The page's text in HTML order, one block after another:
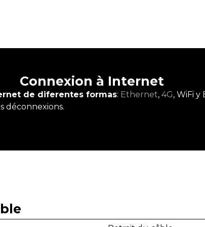
Connexion à Internet
de diferentes formas: Ethernet, 4G, WiFi
déconnexions.